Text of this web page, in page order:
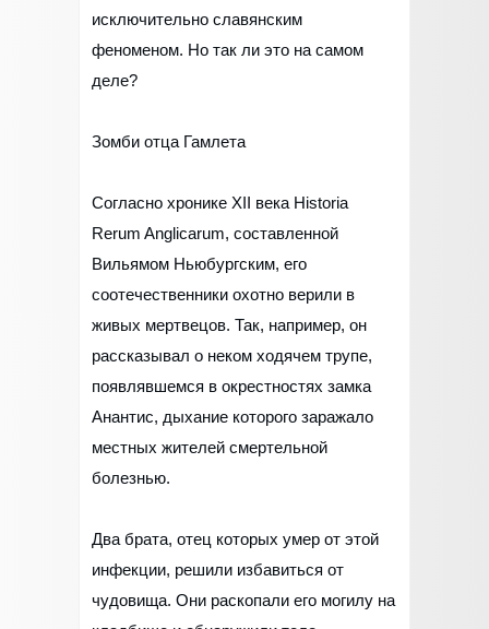
исключительно славянским
феноменом. Но так ли это на самом
деле?
Зомби отца Гамлета
Согласно хронике XII века Historia
Rerum Anglicarum, составленной
Вильямом Ньюбургским, его
соотечественники охотно верили в
живых мертвецов. Так, например, он
рассказывал о неком ходячем трупе,
появлявшемся в окрестностях замка
Анантис, дыхание которого заражало
местных жителей смертельной
болезнью.
Два брата, отец которых умер от этой
инфекции, решили избавиться от
чудовища. Они раскопали его могилу на